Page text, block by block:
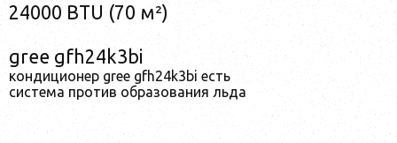
24000 BTU (70 м²)
gree gfh24k3bi
кондиционер gree gfh24k3bi есть
система против образования льда